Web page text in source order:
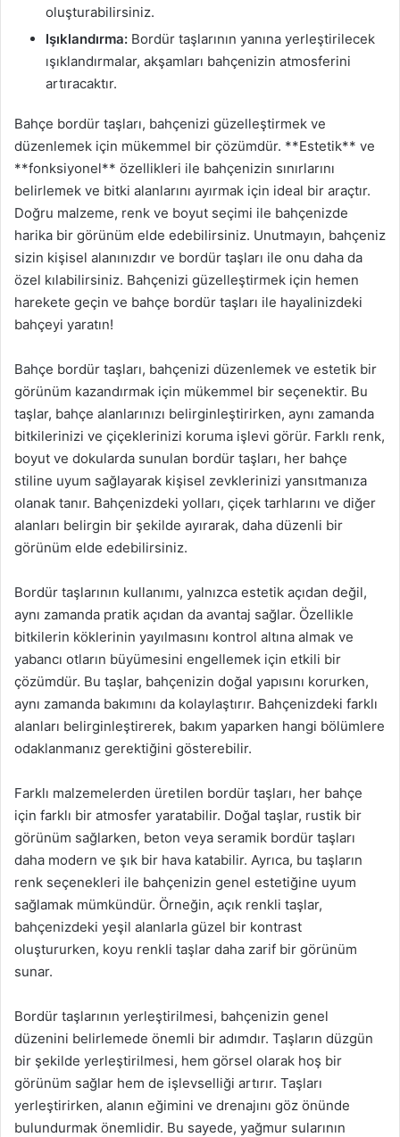
oluşturabilirsiniz.
Işıklandırma: Bordür taşlarının yanına yerleştirilecek
ışıklandırmalar, akşamları bahçenizin atmosferini
artıracaktır.
Bahçe bordür taşları, bahçenizi güzelleştirmek ve
düzenlemek için mükemmel bir çözümdür. **Estetik** ve
**fonksiyonel** özellikleri ile bahçenizin sınırlarını
belirlemek ve bitki alanlarını ayırmak için ideal bir araçtır.
Doğru malzeme, renk ve boyut seçimi ile bahçenizde
harika bir görünüm elde edebilirsiniz. Unutmayın, bahçeniz
sizin kişisel alanınızdır ve bordür taşları ile onu daha da
özel kılabilirsiniz. Bahçenizi güzelleştirmek için hemen
harekete geçin ve bahçe bordür taşları ile hayalinizdeki
bahçeyi yaratın!
Bahçe bordür taşları, bahçenizi düzenlemek ve estetik bir
görünüm kazandırmak için mükemmel bir seçenektir. Bu
taşlar, bahçe alanlarınızı belirginleştirirken, aynı zamanda
bitkilerinizi ve çiçeklerinizi koruma işlevi görür. Farklı renk,
boyut ve dokularda sunulan bordür taşları, her bahçe
stiline uyum sağlayarak kişisel zevklerinizi yansıtmanıza
olanak tanır. Bahçenizdeki yolları, çiçek tarhlarını ve diğer
alanları belirgin bir şekilde ayırarak, daha düzenli bir
görünüm elde edebilirsiniz.
Bordür taşlarının kullanımı, yalnızca estetik açıdan değil,
aynı zamanda pratik açıdan da avantaj sağlar. Özellikle
bitkilerin köklerinin yayılmasını kontrol altına almak ve
yabancı otların büyümesini engellemek için etkili bir
çözümdür. Bu taşlar, bahçenizin doğal yapısını korurken,
aynı zamanda bakımını da kolaylaştırır. Bahçenizdeki farklı
alanları belirginleştirerek, bakım yaparken hangi bölümlere
odaklanmanız gerektiğini gösterebilir.
Farklı malzemelerden üretilen bordür taşları, her bahçe
için farklı bir atmosfer yaratabilir. Doğal taşlar, rustik bir
görünüm sağlarken, beton veya seramik bordür taşları
daha modern ve şık bir hava katabilir. Ayrıca, bu taşların
renk seçenekleri ile bahçenizin genel estetiğine uyum
sağlamak mümkündür. Örneğin, açık renkli taşlar,
bahçenizdeki yeşil alanlarla güzel bir kontrast
oluştururken, koyu renkli taşlar daha zarif bir görünüm
sunar.
Bordür taşlarının yerleştirilmesi, bahçenizin genel
düzenini belirlemede önemli bir adımdır. Taşların düzgün
bir şekilde yerleştirilmesi, hem görsel olarak hoş bir
görünüm sağlar hem de işlevselliği artırır. Taşları
yerleştirirken, alanın eğimini ve drenajını göz önünde
bulundurmak önemlidir. Bu sayede, yağmur sularının